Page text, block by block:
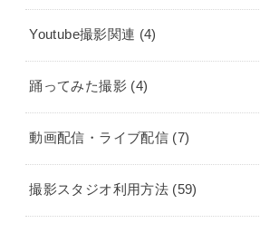
Youtube撮影関連 (4)
踊ってみた撮影 (4)
動画配信・ライブ配信 (7)
撮影スタジオ利用方法 (59)